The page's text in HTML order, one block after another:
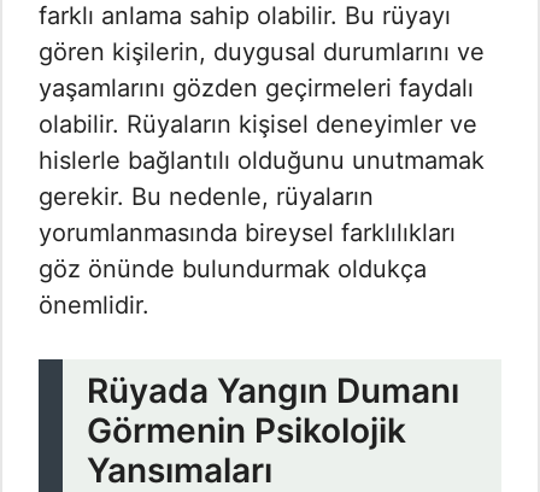
farklı anlama sahip olabilir. Bu rüyayı
gören kişilerin, duygusal durumlarını ve
yaşamlarını gözden geçirmeleri faydalı
olabilir. Rüyaların kişisel deneyimler ve
hislerle bağlantılı olduğunu unutmamak
gerekir. Bu nedenle, rüyaların
yorumlanmasında bireysel farklılıkları
göz önünde bulundurmak oldukça
önemlidir.
Rüyada Yangın Dumanı
Görmenin Psikolojik
Yansımaları